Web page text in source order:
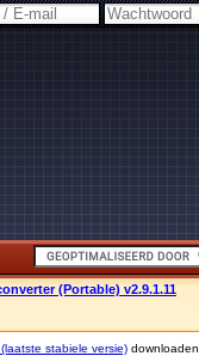
(Portable) v2.9.1.11
stabiele versie) downloaden.